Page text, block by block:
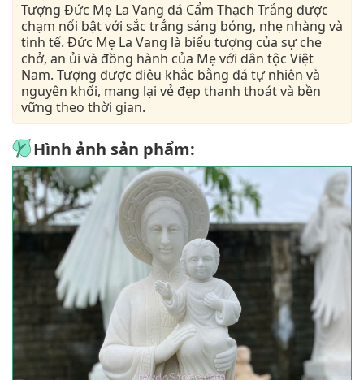
Tượng Đức Mẹ La Vang đá Cẩm Thạch Trắng được
chạm nổi bật với sắc trắng sáng bóng, nhẹ nhàng và
tinh tế. Đức Mẹ La Vang là biểu tượng của sự che
chở, an ủi và đồng hành của Mẹ với dân tộc Việt
Nam. Tượng được điêu khắc bằng đá tự nhiên và
nguyên khối, mang lại vẻ đẹp thanh thoát và bền
vững theo thời gian.
Hình ảnh sản phẩm: